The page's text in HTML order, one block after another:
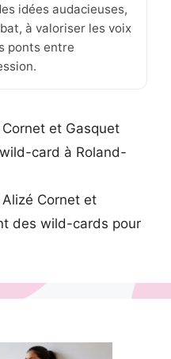
idées audacieuses,
à valoriser les voix
ponts entre
et Gasquet
card à Roland-
Cornet et
des wild-cards pour